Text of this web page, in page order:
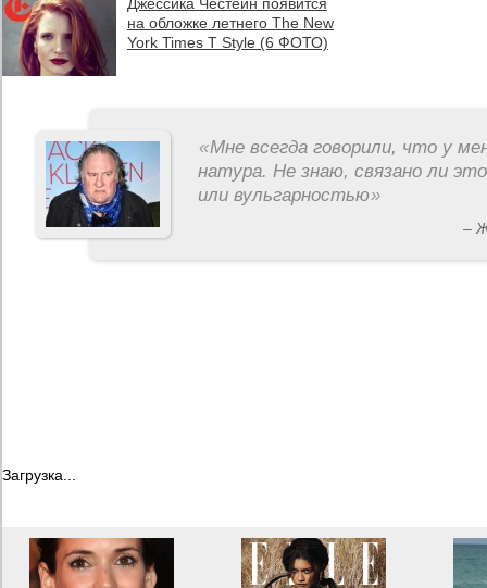
на обложке летнего The New
York Times T Style (6 ФОТО)
«Мне всегда говорили, что у
натура. Не знаю, связано ли
или вульгарностью»
–
Загрузка...